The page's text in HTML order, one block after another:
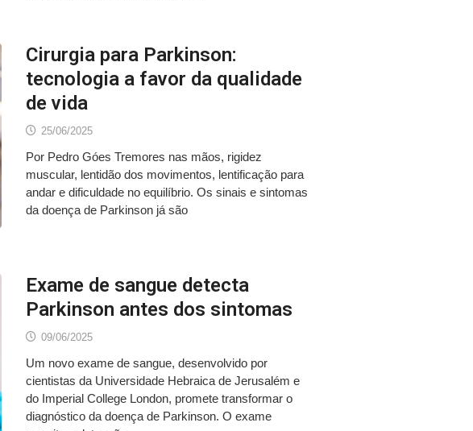
Cirurgia para Parkinson:
tecnologia a favor da qualidade
de vida
25/06/2025
Por Pedro Góes Tremores nas mãos, rigidez
muscular, lentidão dos movimentos, lentificação para
andar e dificuldade no equilíbrio. Os sinais e sintomas
da doença de Parkinson já são
Exame de sangue detecta
Parkinson antes dos sintomas
09/06/2025
Um novo exame de sangue, desenvolvido por
cientistas da Universidade Hebraica de Jerusalém e
do Imperial College London, promete transformar o
diagnóstico da doença de Parkinson. O exame